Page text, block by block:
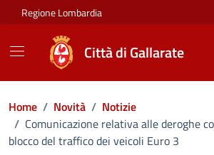
Vai ai contenuti
Vai al footer
Regione Lombardia
Città di Gallarate
Home / Novità / Notizie
/ Comunicazione relativa alle deroghe
blocco del traffico dei veicoli Euro 3